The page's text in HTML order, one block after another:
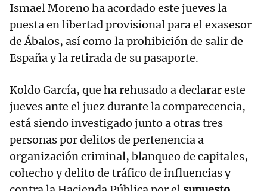
Ismael Moreno ha acordado este jueves la
puesta en libertad provisional para el exasesor
de Ábalos, así como la prohibición de salir de
España y la retirada de su pasaporte.
Koldo García, que ha rehusado a declarar este
jueves ante el juez durante la comparecencia,
está siendo investigado junto a otras tres
personas por delitos de pertenencia a
organización criminal, blanqueo de capitales,
cohecho y delito de tráfico de influencias y